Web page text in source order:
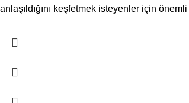
anlaşıldığını keşfetmek isteyenler için